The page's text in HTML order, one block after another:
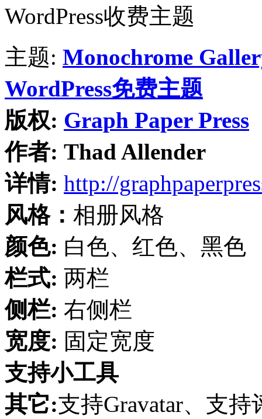
主题: Monochrome
WordPress免费主题
版权: Graph Paper Press
作者: Thad Allender
详情: http://
风格： 相册风格
颜色: 白色、红色、黑色
栏式: 两栏
侧栏: 右侧栏
宽度: 固定宽度
支持小工具
其它:支持Gravatar、支